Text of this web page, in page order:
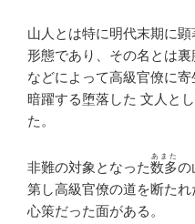
山人とは特に明代末期に
形態であり、その名とは
などによって高級官僚に
暗躍する堕落した 文人と
た。
非難の対象となった数多
あまた
の
第し高級官僚の道を断た
心策だった面がある。